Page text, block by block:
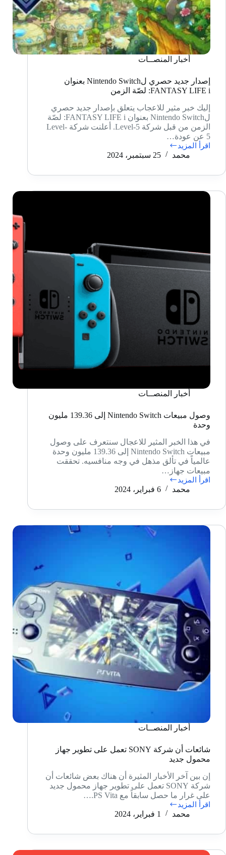
أخبار المنصــات
إصدار جديد حصري لNintendo Switch بعنوان
FANTASY LIFE i: لصّة الزمن
إليك خبر مثير للاعجاب يتعلق بإصدار جديد حصري
لNintendo Switch بعنوان FANTASY LIFE i: لصّة
الزمن من قبل شركة Level-5. أعلنت شركة Level-
5 عن عودة…
اقرأ المزيد
إصدار
لNintendo
بعنوان
محمد 25 سبتمبر، 2024
أخبار المنصــات
وصول مبيعات Nintendo Switch إلى 139.36 مليون
وحدة
في هذا الخبر المثير للاعجال سنتعرف على وصول
مبيعات Nintendo Switch إلى 139.36 مليون وحدة
عالمياً في تألق مذهل في وجه منافسيه. تحققت
مبيعات جهاز…
اقرأ المزيد
وصول
مبيعات
Switch
139.36
محمد 6 فبراير، 2024
أخبار المنصــات
شائعات أن شركة SONY تعمل على تطوير جهاز
محمول جديد
إن بين آخر الأخبار المثيرة أن هناك بعض شائعات أن
شركة SONY تعمل على تطوير جهاز محمول جديد
على غرار ما حصل سابقاً مع PS Vita.…
اقرأ المزيد
شائعات
SONY
على
محمد 1 فبراير، 2024